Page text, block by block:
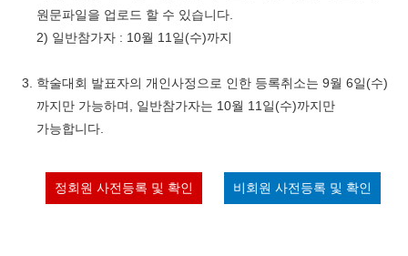
원문파일을 업로드 할 수 있습니다.
2) 일반참가자 : 10월 11일(수)까지
학술대회 발표자의 개인사정으로 인한 등록취소는 9월 6일(수)
까지만 가능하며, 일반참가자는 10월 11일(수)까지만
가능합니다.
정회원 사전등록 및 확인 비회원 사전등록 및 확인